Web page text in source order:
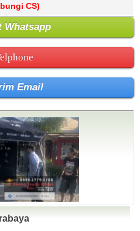
CS)
Whatsapp
Email